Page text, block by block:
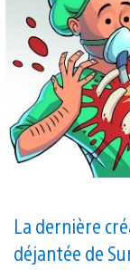
La dernière
déjantée de